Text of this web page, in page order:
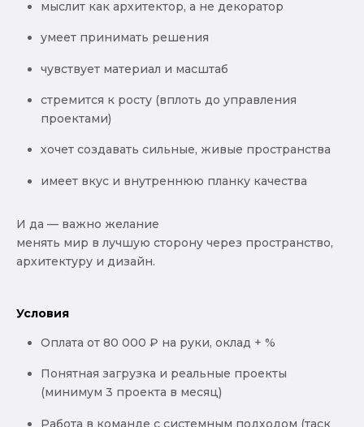
мыслит как архитектор, а не декоратор
умеет принимать решения
чувствует материал и масштаб
стремится к росту (вплоть до управления
проектами)
хочет создавать сильные, живые пространства
имеет вкус и внутреннюю планку качества
И да — важно желание
менять мир в лучшую сторону через пространство,
архитектуру и дизайн.
Условия
Оплата от 80 000 ₽ на руки, оклад + %
Понятная загрузка и реальные проекты
(минимум 3 проекта в месяц)
Работа в команде с системным подходом (таск